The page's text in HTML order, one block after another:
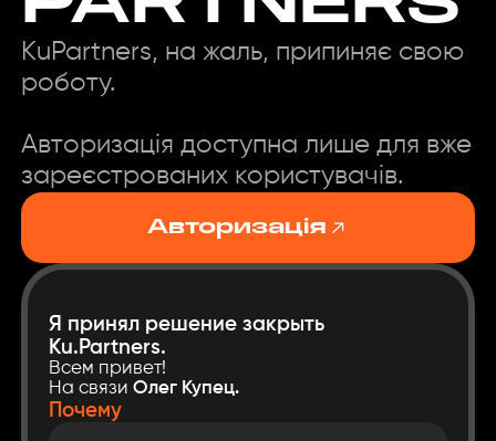
KuPartners, на жаль, припиняє свою
роботу.
Авторизація доступна лише для вже
зареєстрованих користувачів.
Авторизація
Я принял решение закрыть
Ku.Partners.
Всем привет!
На связиОлег Купец.
Почему